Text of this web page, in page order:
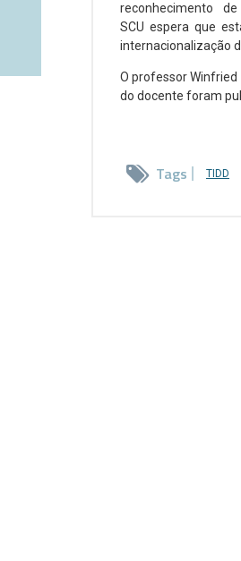
reconhecimento
SCU espera que
internacionalização
O professor
do docente foram
Tags TIDD